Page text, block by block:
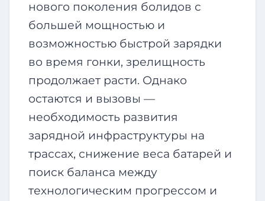
нового поколения болидов с
большей мощностью и
возможностью быстрой зарядки
во время гонки, зрелищность
продолжает расти. Однако
остаются и вызовы —
необходимость развития
зарядной инфраструктуры на
трассах, снижение веса батарей и
поиск баланса между
технологическим прогрессом и